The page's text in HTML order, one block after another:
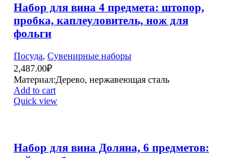
Набор для вина 4 предмета: штопор,
пробка, каплеуловитель, нож для
фольги
Посуда, Сувенирные наборы
2,487.00₽
Материал:Дерево, нержавеющая сталь
Add to cart
Quick view
Набор для вина Доляна, 6 предметов: